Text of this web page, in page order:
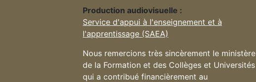
Production audiovisuelle :
Service d'appui à l'enseignement et à
l'apprentissage (SAEA)
Nous remercions très sincèrement le ministère
de la Formation et des Collèges et Universités
qui a contribué financièrement au